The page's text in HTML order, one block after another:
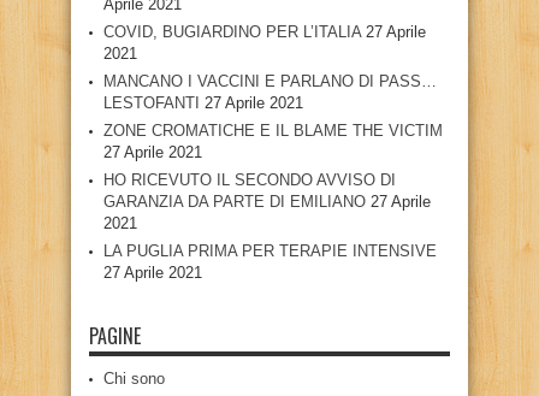
Aprile 2021
COVID, BUGIARDINO PER L’ITALIA 27 Aprile
2021
MANCANO I VACCINI E PARLANO DI PASS…
LESTOFANTI 27 Aprile 2021
ZONE CROMATICHE E IL BLAME THE VICTIM
27 Aprile 2021
HO RICEVUTO IL SECONDO AVVISO DI
GARANZIA DA PARTE DI EMILIANO 27 Aprile
2021
LA PUGLIA PRIMA PER TERAPIE INTENSIVE
27 Aprile 2021
PAGINE
Chi sono